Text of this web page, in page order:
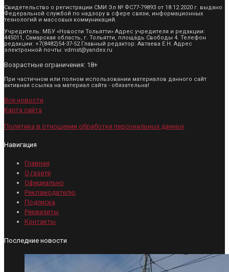
Свидетельство о регистрации СМИ Эл № ФС77-79893 от 18.12.2020 г. выдано
Федеральной службой по надзору в сфере связи, информационных
технологий и массовых коммуникаций.
Учредитель: МБУ «Новости Тольятти» Адрес учредителя и редакции:
445011, Самарская область, г. Тольятти, площадь Свободы 4. Телефон
редакции: +7(8482)54-37-52 Главный редактор: Автаева Е.Н. Адрес
электронной почты: vdmst@yandex.ru
Возрастные ограничения: 18+
При частичном или полном использовании материалов данного сайт
активная ссылка на материал сайта - обязательна!
Все новости
Карта сайта
Политика в отношении обработки персональных данных
Навигация
Главная
О газете
Официально
Рекламодателю
Подписка
Реквизиты
Контакты
Последние новости